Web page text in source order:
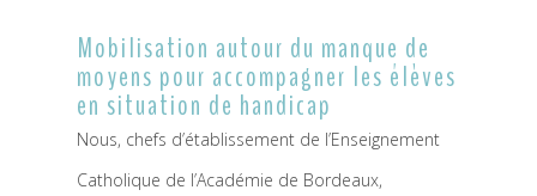
Mobilisation autour du manque de
moyens pour accompagner les élèves
en situation de handicap
Nous, chefs d’établissement de l’Enseignement
Catholique de l’Académie de Bordeaux,